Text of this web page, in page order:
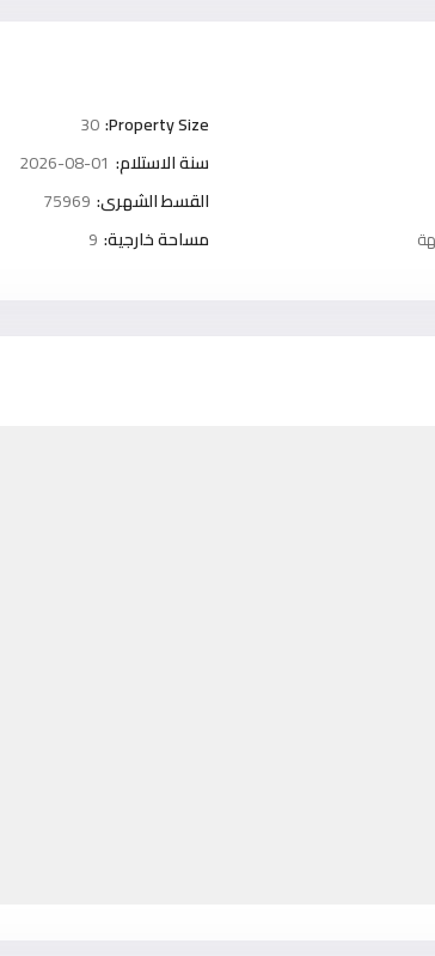
Property Size:
30
سنة الاستلام: 2026-08-01
القسط الشهرى: 75969
مساحة خارجية: 9